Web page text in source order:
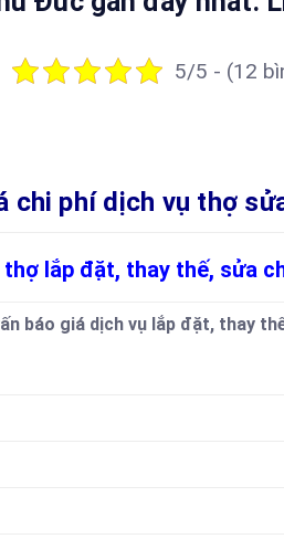
5/5 - (12
chi phí dịch vụ thợ
thợ lắp đặt, thay thế, sửa
báo giá dịch vụ lắp đặt, thay